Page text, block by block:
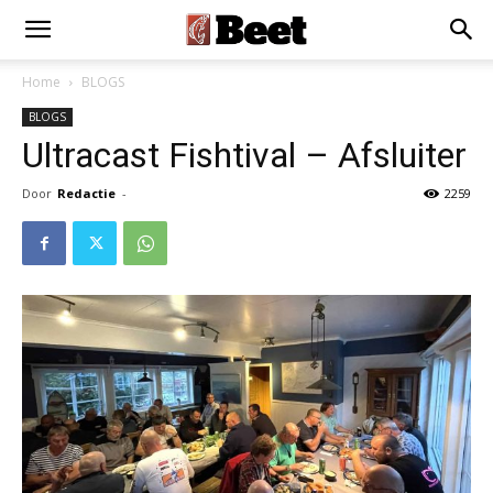
Home BLOGS
BLOGS
Ultracast Fishtival – Afsluiter
Door Redactie - 2259